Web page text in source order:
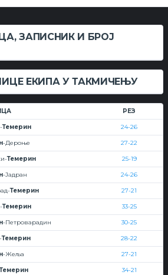
ЗАПИСНИК И БРОЈ
ЕКИПА У ТАКМИЧЕЊУ
РЕЗ
Темерин 24-26
-Дероње 27-22
Темерин 25-19
-Јадран 24-26
Темерин 27-21
Темерин 33-25
-Петроварадин 30-25
Темерин 28-22
-Жеља 27-21
34-21